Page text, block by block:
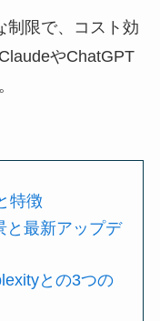
制限で、コスト効
やChatGPT
特徴
と最新アップデ
との3つの